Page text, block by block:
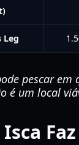
Leg
pescar
é um local
Isca